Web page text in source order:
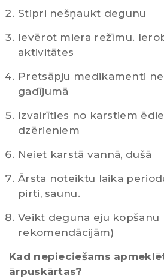
Stipri nešņaukt degunu
Ievērot miera režīmu.
aktivitātes
Pretsāpju medikamenti
gadījumā
Izvairīties no karstiem
dzērieniem
Neiet karstā vannā, dušā
Ārsta noteiktu laika
pirti, saunu.
Veikt deguna eju kopšanu
rekomendācijām)
Kad nepieciešams
ārpuskārtas?